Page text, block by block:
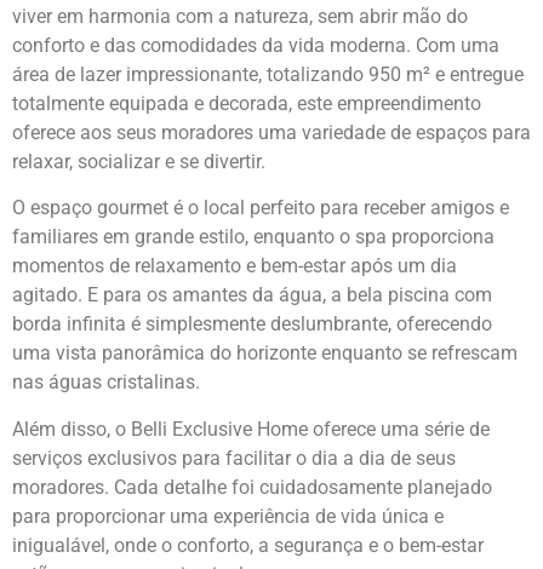
viver em harmonia com a natureza, sem abrir mão do
conforto e das comodidades da vida moderna. Com uma
área de lazer impressionante, totalizando 950 m² e entregue
totalmente equipada e decorada, este empreendimento
oferece aos seus moradores uma variedade de espaços para
relaxar, socializar e se divertir.
O espaço gourmet é o local perfeito para receber amigos e
familiares em grande estilo, enquanto o spa proporciona
momentos de relaxamento e bem-estar após um dia
agitado. E para os amantes da água, a bela piscina com
borda infinita é simplesmente deslumbrante, oferecendo
uma vista panorâmica do horizonte enquanto se refrescam
nas águas cristalinas.
Além disso, o Belli Exclusive Home oferece uma série de
serviços exclusivos para facilitar o dia a dia de seus
moradores. Cada detalhe foi cuidadosamente planejado
para proporcionar uma experiência de vida única e
inigualável, onde o conforto, a segurança e o bem-estar